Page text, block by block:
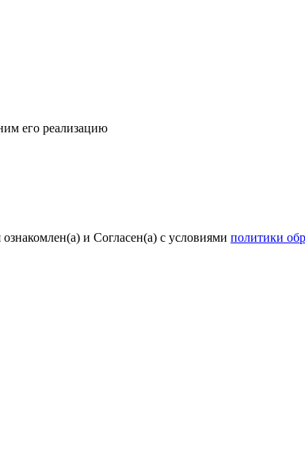
его реализацию
и Согласен(а) с условиями политики